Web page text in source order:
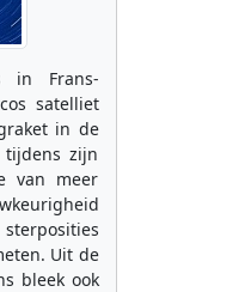
in Frans-
satelliet
in de
tijdens zijn
van meer
Uit de
bleek ook